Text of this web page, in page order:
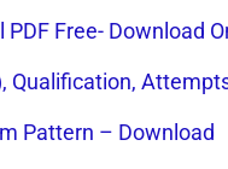
Free- Download
Qualification,
Pattern – Download